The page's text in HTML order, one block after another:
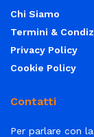
Chi Siamo
Termini &
Privacy Policy
Cookie Policy
Contatti
Per parlare con